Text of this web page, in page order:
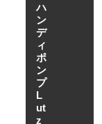
ハ
ン
デ
ィ
ポ
ン
プ
L
ut
z